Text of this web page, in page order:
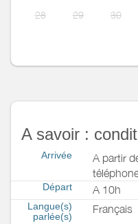
28 29 30
A savoir :
Arrivée
A partir
Départ A 10h
Langue(s)
parlée(s)
Français